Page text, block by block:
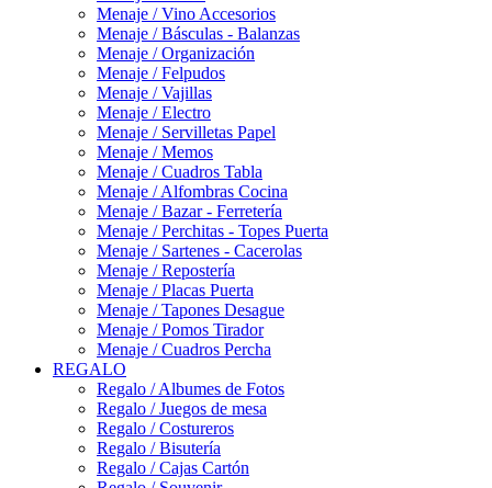
Menaje / Vino Accesorios
Menaje / Básculas - Balanzas
Menaje / Organización
Menaje / Felpudos
Menaje / Vajillas
Menaje / Electro
Menaje / Servilletas Papel
Menaje / Memos
Menaje / Cuadros Tabla
Menaje / Alfombras Cocina
Menaje / Bazar - Ferretería
Menaje / Perchitas - Topes Puerta
Menaje / Sartenes - Cacerolas
Menaje / Repostería
Menaje / Placas Puerta
Menaje / Tapones Desague
Menaje / Pomos Tirador
Menaje / Cuadros Percha
REGALO
Regalo / Albumes de Fotos
Regalo / Juegos de mesa
Regalo / Costureros
Regalo / Bisutería
Regalo / Cajas Cartón